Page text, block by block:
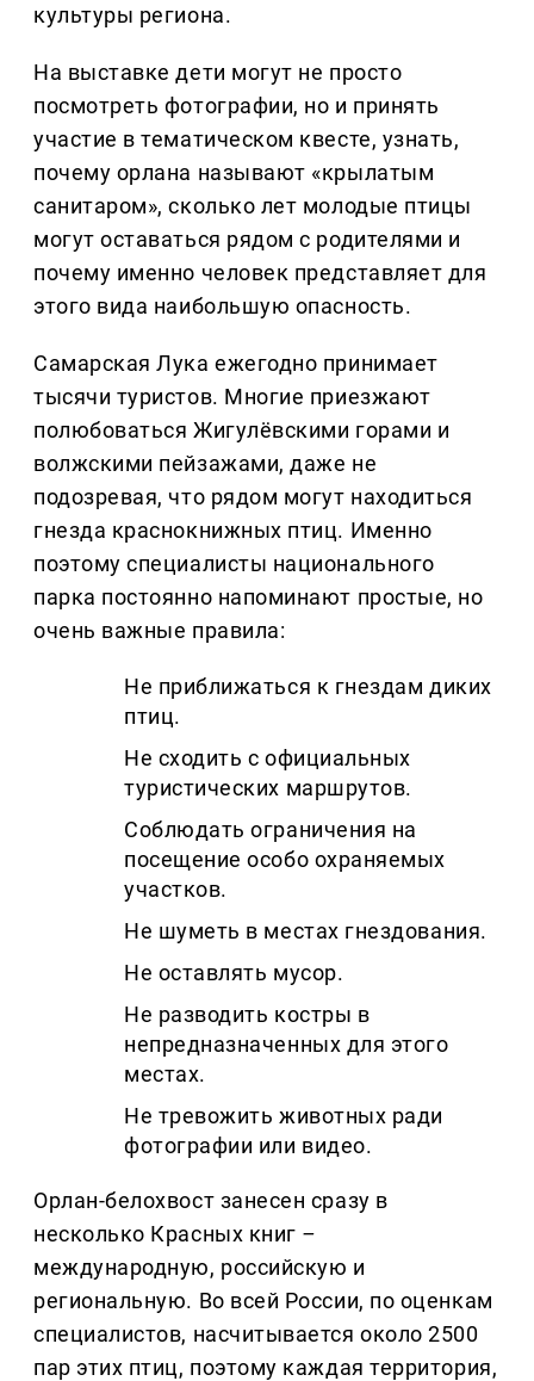
культуры региона.
На выставке дети могут не просто
посмотреть фотографии, но и принять
участие в тематическом квесте, узнать,
почему орлана называют «крылатым
санитаром», сколько лет молодые птицы
могут оставаться рядом с родителями и
почему именно человек представляет для
этого вида наибольшую опасность.
Самарская Лука ежегодно принимает
тысячи туристов. Многие приезжают
полюбоваться Жигулёвскими горами и
волжскими пейзажами, даже не
подозревая, что рядом могут находиться
гнезда краснокнижных птиц. Именно
поэтому специалисты национального
парка постоянно напоминают простые, но
очень важные правила:
Не приближаться к гнездам диких
птиц.
Не сходить с официальных
туристических маршрутов.
Соблюдать ограничения на
посещение особо охраняемых
участков.
Не шуметь в местах гнездования.
Не оставлять мусор.
Не разводить костры в
непредназначенных для этого
местах.
Не тревожить животных ради
фотографии или видео.
Орлан-белохвост занесен сразу в
несколько Красных книг –
международную, российскую и
региональную. Во всей России, по оценкам
специалистов, насчитывается около 2500
пар этих птиц, поэтому каждая территория,